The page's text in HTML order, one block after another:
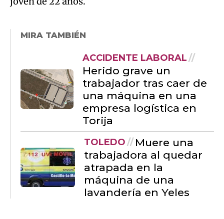
MIRA TAMBIÉN
ACCIDENTE LABORAL
Herido grave un
trabajador tras caer de
una máquina en una
empresa logística en
Torija
TOLEDO
Muere una
trabajadora al quedar
atrapada en la
máquina de una
lavandería en Yeles